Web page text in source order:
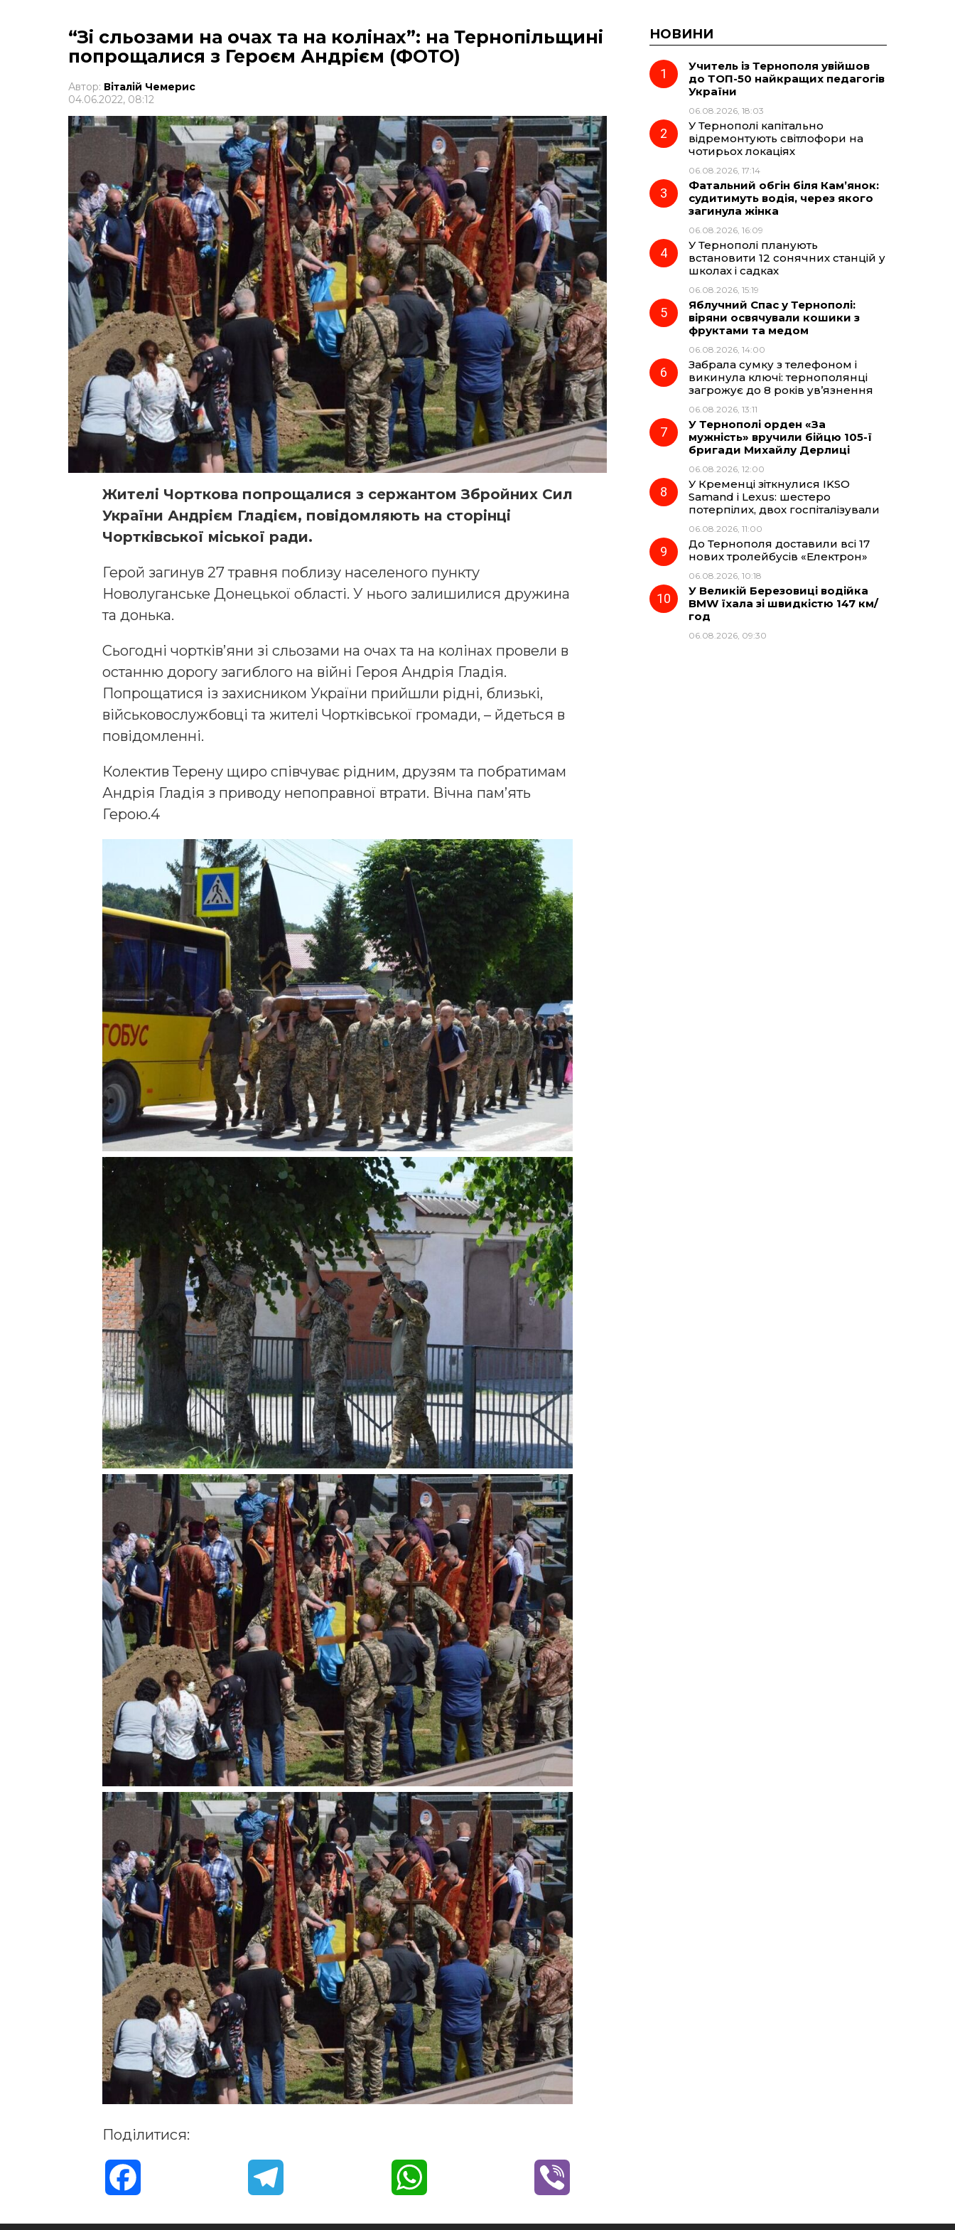
“Зі сльозами на очах та на колінах”: на Тернопільщині
попрощалися з Героєм Андрієм (ФОТО)
Автор: Віталій Чемерис
04.06.2022, 08:12
Жителі Чорткова попрощалися з сержантом Збройних Сил
України Андрієм Гладієм, повідомляють на сторінці
Чортківської міської ради.
Герой загинув 27 травня поблизу населеного пункту
Новолуганське Донецької області. У нього залишилися дружина
та донька.
Сьогодні чортків’яни зі сльозами на очах та на колінах провели в
останню дорогу загиблого на війні Героя Андрія Гладія.
Попрощатися із захисником України прийшли рідні, близькі,
військовослужбовці та жителі Чортківської громади, – йдеться в
повідомленні.
Колектив Терену щиро співчуває рідним, друзям та побратимам
Андрія Гладія з приводу непоправної втрати. Вічна пам’ять
Герою.4
Поділитися:
НОВИНИ
Учитель із Тернополя увійшов
до ТОП-50 найкращих педагогів
України
06.08.2026, 18:03
У Тернополі капітально
відремонтують світлофори на
чотирьох локаціях
06.08.2026, 17:14
Фатальний обгін біля Кам’янок:
судитимуть водія, через якого
загинула жінка
06.08.2026, 16:09
У Тернополі планують
встановити 12 сонячних станцій у
школах і садках
06.08.2026, 15:19
Яблучний Спас у Тернополі:
віряни освячували кошики з
фруктами та медом
06.08.2026, 14:00
Забрала сумку з телефоном і
викинула ключі: тернополянці
загрожує до 8 років ув’язнення
06.08.2026, 13:11
У Тернополі орден «За
мужність» вручили бійцю 105-ї
бригади Михайлу Дерлиці
06.08.2026, 12:00
У Кременці зіткнулися IKSO
Samand і Lexus: шестеро
потерпілих, двох госпіталізували
06.08.2026, 11:00
До Тернополя доставили всі 17
нових тролейбусів «Електрон»
06.08.2026, 10:18
У Великій Березовиці водійка
BMW їхала зі швидкістю 147 км/
год
06.08.2026, 09:30